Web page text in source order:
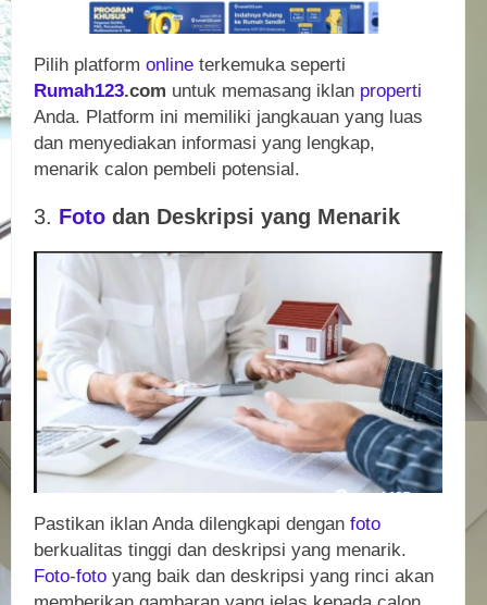
Pilih platform online terkemuka seperti
Rumah123.com untuk memasang iklan properti
Anda. Platform ini memiliki jangkauan yang luas
dan menyediakan informasi yang lengkap,
menarik calon pembeli potensial.
3. Foto dan Deskripsi yang Menarik
Pastikan iklan Anda dilengkapi dengan foto
berkualitas tinggi dan deskripsi yang menarik.
Foto-foto yang baik dan deskripsi yang rinci akan